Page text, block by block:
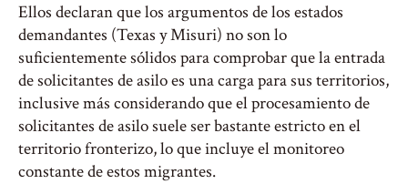
Ellos declaran que los argumentos de los estados
demandantes (Texas y Misuri) no son lo
suficientemente sólidos para comprobar que la entrada
de solicitantes de asilo es una carga para sus territorios,
inclusive más considerando que el procesamiento de
solicitantes de asilo suele ser bastante estricto en el
territorio fronterizo, lo que incluye el monitoreo
constante de estos migrantes.